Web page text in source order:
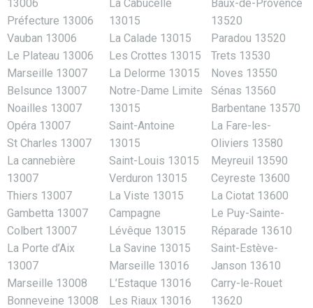
13006
Préfecture 13006
Vauban 13006
Le Plateau 13006
Marseille 13007
Belsunce 13007
Noailles 13007
Opéra 13007
St Charles 13007
La cannebière
13007
Thiers 13007
Gambetta 13007
Colbert 13007
La Porte d’Aix
13007
Marseille 13008
Bonneveine 13008
La Cabucelle
13015
La Calade 13015
Les Crottes 13015
La Delorme 13015
Notre-Dame Limite
13015
Saint-Antoine
13015
Saint-Louis 13015
Verduron 13015
La Viste 13015
Campagne
Lévêque 13015
La Savine 13015
Marseille 13016
L’Estaque 13016
Les Riaux 13016
Baux-de-Provence
13520
Paradou 13520
Trets 13530
Noves 13550
Sénas 13560
Barbentane 13570
La Fare-les-
Oliviers 13580
Meyreuil 13590
Ceyreste 13600
La Ciotat 13600
Le Puy-Sainte-
Réparade 13610
Saint-Estève-
Janson 13610
Carry-le-Rouet
13620